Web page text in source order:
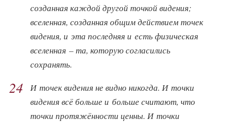
созданная каждой другой точкой видения;
вселенная, созданная общим действием точек
видения, и эта последняя и есть физическая
вселенная – та, которую согласились
сохранять.
24
И точек видения не видно никогда. И точки
видения всё больше и больше считают, что
точки протяжённости ценны. И точки